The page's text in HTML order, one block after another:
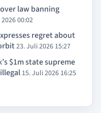
law banning
00:02
regret about
23. Juli 2026 15:27
$1m state supreme
15. Juli 2026 16:25